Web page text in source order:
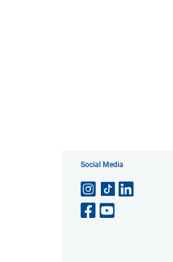
Social Media